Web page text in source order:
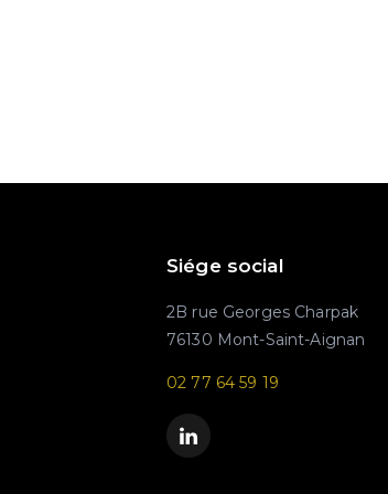
Siége social
2B rue Georges Charpak
76130 Mont-Saint-Aignan
02 77 64 59 19